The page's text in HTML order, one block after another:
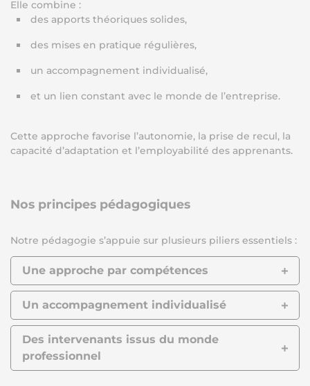
Elle combine :
des apports théoriques solides,
des mises en pratique régulières,
un accompagnement individualisé,
et un lien constant avec le monde de l’entreprise.
Cette approche favorise l’autonomie, la prise de recul, la
capacité d’adaptation et l’employabilité des apprenants.
Nos principes pédagogiques
Notre pédagogie s’appuie sur plusieurs piliers essentiels :
Une approche par compétences
Un accompagnement individualisé
Des intervenants issus du monde
professionnel